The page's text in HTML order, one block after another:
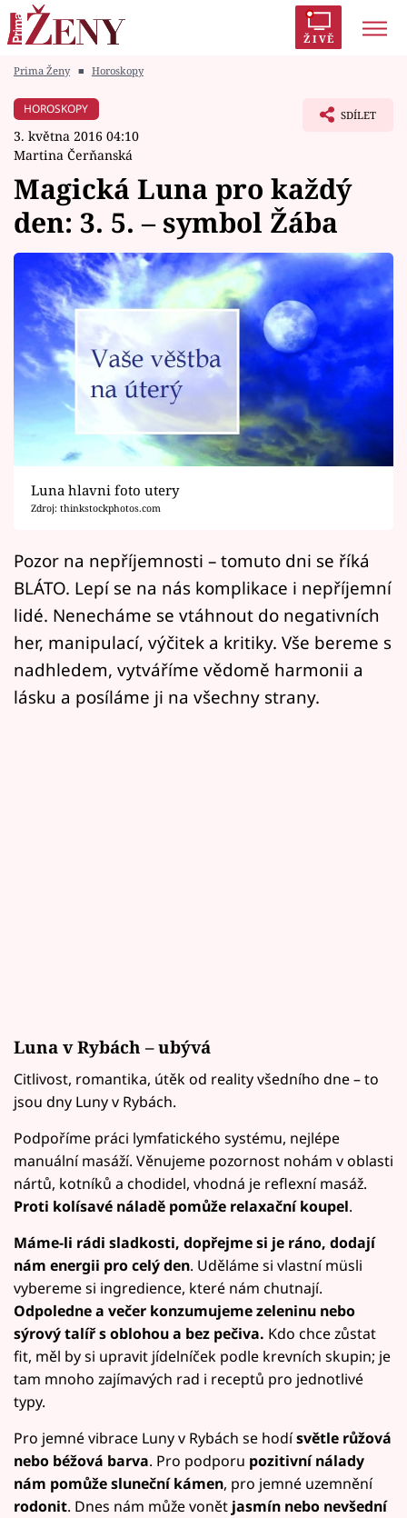
ŽIVĚ
Módní alarm
Témata
Celebrity
Vztahy
Seriály
Horoskopy
Sledujte prima+
Filmový festival Karlovy Vary
Mámy sobě
Přihlášení
Sledujte nás
Prima Ženy ■ Horoskopy
HOROSKOPY
3. května 2016 04:10
Martina Čerňanská
SDÍLET
Magická Luna pro každý
den: 3. 5. – symbol Žába
Luna hlavni foto utery
Zdroj: thinkstockphotos.com
Pozor na nepříjemnosti – tomuto dni se říká
BLÁTO. Lepí se na nás komplikace i nepříjemní
lidé. Nenecháme se vtáhnout do negativních
her, manipulací, výčitek a kritiky. Vše bereme s
nadhledem, vytváříme vědomě harmonii a
lásku a posíláme ji na všechny strany.
Luna v Rybách – ubývá
Citlivost, romantika, útěk od reality všedního dne – to
jsou dny Luny v Rybách.
Podpoříme práci lymfatického systému, nejlépe
manuální masáží. Věnujeme pozornost nohám v oblasti
nártů, kotníků a chodidel, vhodná je reflexní masáž.
Proti kolísavé náladě pomůže relaxační koupel.
Máme-li rádi sladkosti, dopřejme si je ráno, dodají
nám energii pro celý den. Uděláme si vlastní müsli
vybereme si ingredience, které nám chutnají.
Odpoledne a večer konzumujeme zeleninu nebo
sýrový talíř s oblohou a bez pečiva. Kdo chce zůstat
fit, měl by si upravit jídelníček podle krevních skupin; je
tam mnoho zajímavých rad i receptů pro jednotlivé
typy.
Pro jemné vibrace Luny v Rybách se hodísvětle růžová
nebo béžová barva. Pro podporu pozitivní nálady
nám pomůže sluneční kámen, pro jemné uzemnění
rodonit. Dnes nám může vonět jasmín nebo nevšední